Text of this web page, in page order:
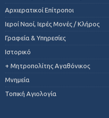
Αρχιερατικοί Επίτροποι
Ιεροί Ναοί, Ιερές Μονές / Κλήρος
Γραφεία & Υπηρεσίες
Ιστορικό
+ Μητροπολίτης Αγαθόνικος
Μνημεία
Τοπική Αγιολογία